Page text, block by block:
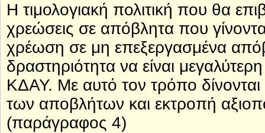
Η τιμολογιακή πολιτική που θα
χρεώσεις σε απόβλητα που
χρέωση σε μη επεξεργασμένα
δραστηριότητα να είναι
ΚΔΑΥ. Με αυτό τον τρόπο δίνονται
των αποβλήτων και εκτροπή
(παράγραφος 4)